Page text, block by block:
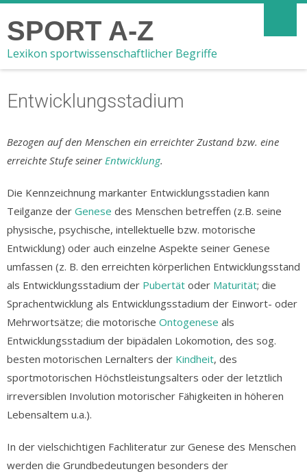
SPORT A-Z
Lexikon sportwissenschaftlicher Begriffe
Entwicklungsstadium
Bezogen auf den Menschen ein erreichter Zustand bzw. eine
erreichte Stufe seinerEntwicklung.
Die Kennzeichnung markanter Entwicklungsstadien kann
Teilganze der Genese des Menschen betreffen (z.B. seine
physische, psychische, intellektuelle bzw. motorische
Entwicklung) oder auch einzelne Aspekte seiner Genese
umfassen (z. B. den erreichten körperlichen Entwicklungsstand
als Entwicklungsstadium der Pubertät oder Maturität; die
Sprachentwicklung als Entwicklungsstadium der Einwort- oder
Mehrwortsätze; die motorische Ontogenese als
Entwicklungsstadium der bipädalen Lokomotion, des sog.
besten motorischen Lernalters der Kindheit, des
sportmotorischen Höchstleistungsalters oder der letztlich
irreversiblen Involution motorischer Fähigkeiten in höheren
Lebensaltem u.a.).
In der vielschichtigen Fachliteratur zur Genese des Menschen
werden die Grundbedeutungen besonders der